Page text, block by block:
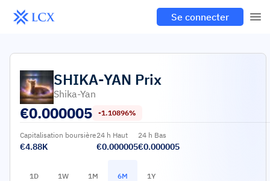
Se connecter
SHIKA-YAN Prix
Shika-Yan
€0.000005 -1.10896%
Capitalisation boursière
€4.88K
24 h Haut
€0.000005
24 h Bas
€0.000005
1D 1W 1M 6M 1Y